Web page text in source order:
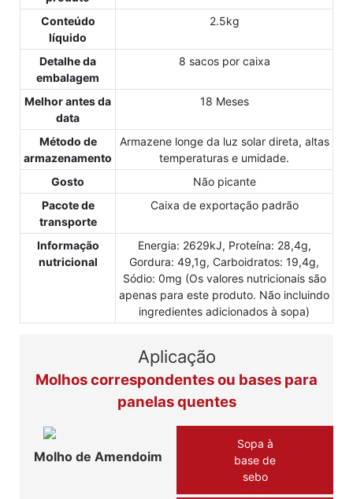
Conteúdo
líquido
2.5kg
Detalhe da
embalagem
8 sacos por caixa
Melhor antes da
data
18 Meses
Método de
armazenamento
Armazene longe da luz solar direta, altas
temperaturas e umidade.
Gosto
Não picante
Pacote de
transporte
Caixa de exportação padrão
Informação
nutricional
Energia: 2629kJ, Proteína: 28,4g,
Gordura: 49,1g, Carboidratos: 19,4g,
Sódio: 0mg (Os valores nutricionais são
apenas para este produto. Não incluindo
ingredientes adicionados à sopa)
Aplicação
Molhos correspondentes ou bases para
panelas quentes
Molho de Amendoim
Sopa à
base de
sebo